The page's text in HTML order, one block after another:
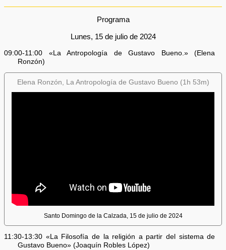
Programa
Lunes, 15 de julio de 2024
09:00-11:00 «La Antropología de Gustavo Bueno.» (Elena
Ronzón)
Elena Ronzón, La Antropología de Gustavo Bueno (1h 53m)
Santo Domingo de la Calzada, 15 de julio de 2024
11:30-13:30 «La Filosofía de la religión a partir del sistema de
Gustavo Bueno» (Joaquín Robles López)